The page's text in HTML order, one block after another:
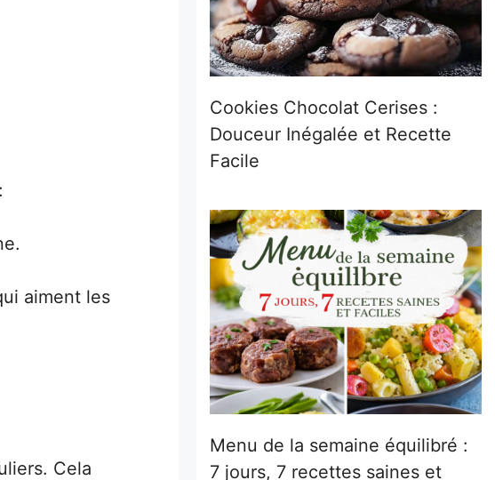
aiment les
Cela
Cookies Chocolat Cerises :
Douceur Inégalée et Recette
Facile
Menu de la semaine équilibré :
7 jours, 7 recettes saines et